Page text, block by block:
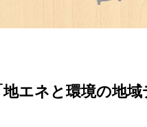
エネと環境の地域